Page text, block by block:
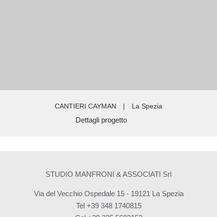
CANTIERI CAYMAN | La Spezia
Dettagli progetto
STUDIO MANFRONI & ASSOCIATI Srl
Via del Vecchio Ospedale 15 - 19121 La Spezia
Tel +39 348 1740815